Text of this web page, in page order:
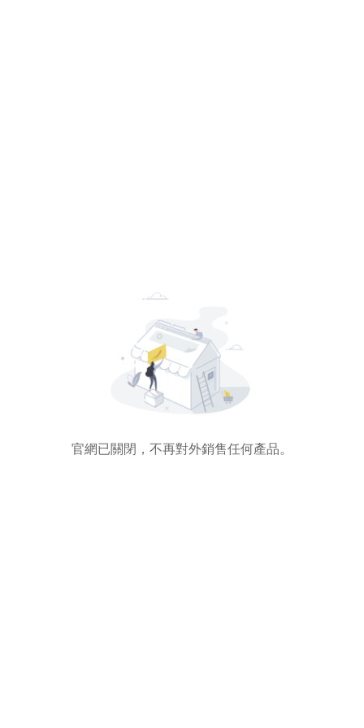
官網已關閉，不再對外銷售任何產品。